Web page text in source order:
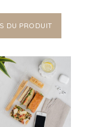
DU PRODUIT